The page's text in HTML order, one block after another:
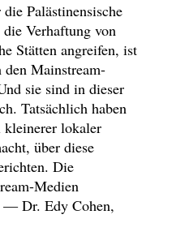
Palästinensische
Verhaftung von
Stätten angreifen, ist
Mainstream-
sie sind in dieser
Tatsächlich haben
kleinerer lokaler
über diese
Die
Medien
Dr. Edy Cohen,